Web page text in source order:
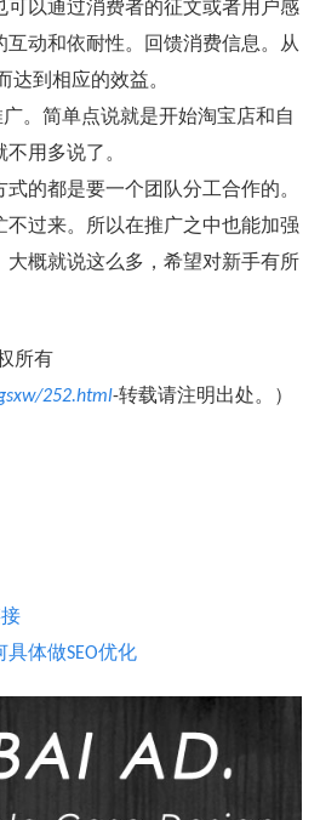
可以通过消费者的征文或者用户感
互动和依耐性。回馈消费信息。从
达到相应的效益。
。简单点说就是开始淘宝店和自
用多说了。
都是要一个团队分工合作的。
过来。所以在推广之中也能加强
大概就说这么多，希望对新手有所
所有
252.html-转载请注明出处。）
体做SEO优化